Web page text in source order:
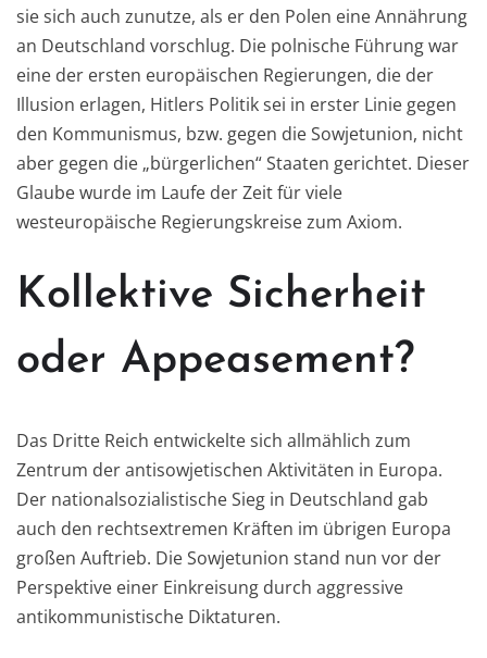
sie sich auch zunutze, als er den Polen eine Annährung
an Deutschland vorschlug. Die polnische Führung war
eine der ersten europäischen Regierungen, die der
Illusion erlagen, Hitlers Politik sei in erster Linie gegen
den Kommunismus, bzw. gegen die Sowjetunion, nicht
aber gegen die „bürgerlichen“ Staaten gerichtet. Dieser
Glaube wurde im Laufe der Zeit für viele
westeuropäische Regierungskreise zum Axiom.
Kollektive Sicherheit
oder Appeasement?
Das Dritte Reich entwickelte sich allmählich zum
Zentrum der antisowjetischen Aktivitäten in Europa.
Der nationalsozialistische Sieg in Deutschland gab
auch den rechtsextremen Kräften im übrigen Europa
großen Auftrieb. Die Sowjetunion stand nun vor der
Perspektive einer Einkreisung durch aggressive
antikommunistische Diktaturen.